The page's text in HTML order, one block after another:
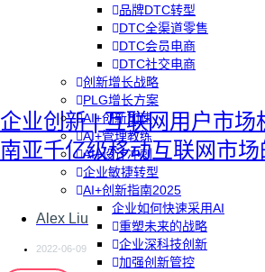
品牌DTC转型
DTC全渠道零售
DTC会员电商
DTC社交电商
创新增长战略
PLG增长方案
AI+创新加速
AI+管理教练
AI+设计冲刺
企业敏捷转型
AI+创新指南2025
企业如何快速采用AI
重塑未来的战略
企业深科技创新
加强创新管控
企业创新 | 互联网用户市场
南亚千亿级移动互联网市
Alex Liu
2022-06-09